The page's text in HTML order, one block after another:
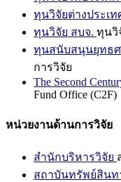
ทุนวิจัยต่างประเท
ทุนวิจัย สบจ. ทุนวิ
ทุนสนับสนุนยุทธศ
การวิจัย
The Second
Fund Office (C2F)
หน่วยงานด้านการวิจัย
สำนักบริหารวิจัย
สถาบันทรัพย์สิน